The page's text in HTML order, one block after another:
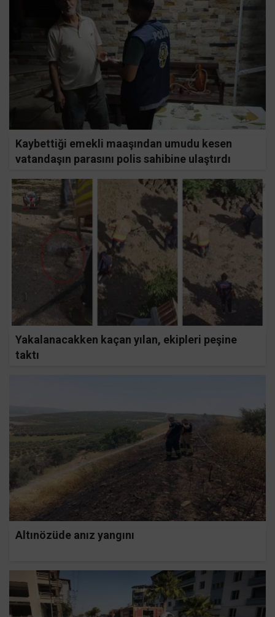
Kaybettiği emekli maaşından umudu kesen
vatandaşın parasını polis sahibine ulaştırdı
Yakalanacakken kaçan yılan, ekipleri peşine
taktı
Altınözüde anız yangını